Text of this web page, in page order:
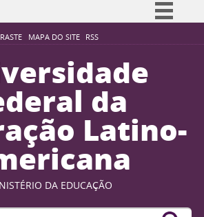
MAPA DO SITE RSS
Simplifique!
Participe
Acesso à informação
Legislação
Canais
da
Latino-
DA EDUCAÇÃO